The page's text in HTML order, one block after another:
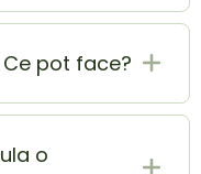
lucratoare.
pot face?
lovit sau
adresa
o